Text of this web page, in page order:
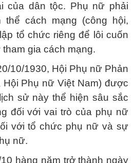
của dân tộc. Phụ nữ phải
thể cách mạng (công hội,
tổ chức riêng để lôi cuốn
gia cách mạng.
10/1930, Hội Phụ nữ Phản
Hội Phụ nữ Việt Nam) được
sử này thể hiện sâu sắc
đối với vai trò của phụ nữ
với tổ chức phụ nữ và sự
nữ.
hàng năm trở thành ngày